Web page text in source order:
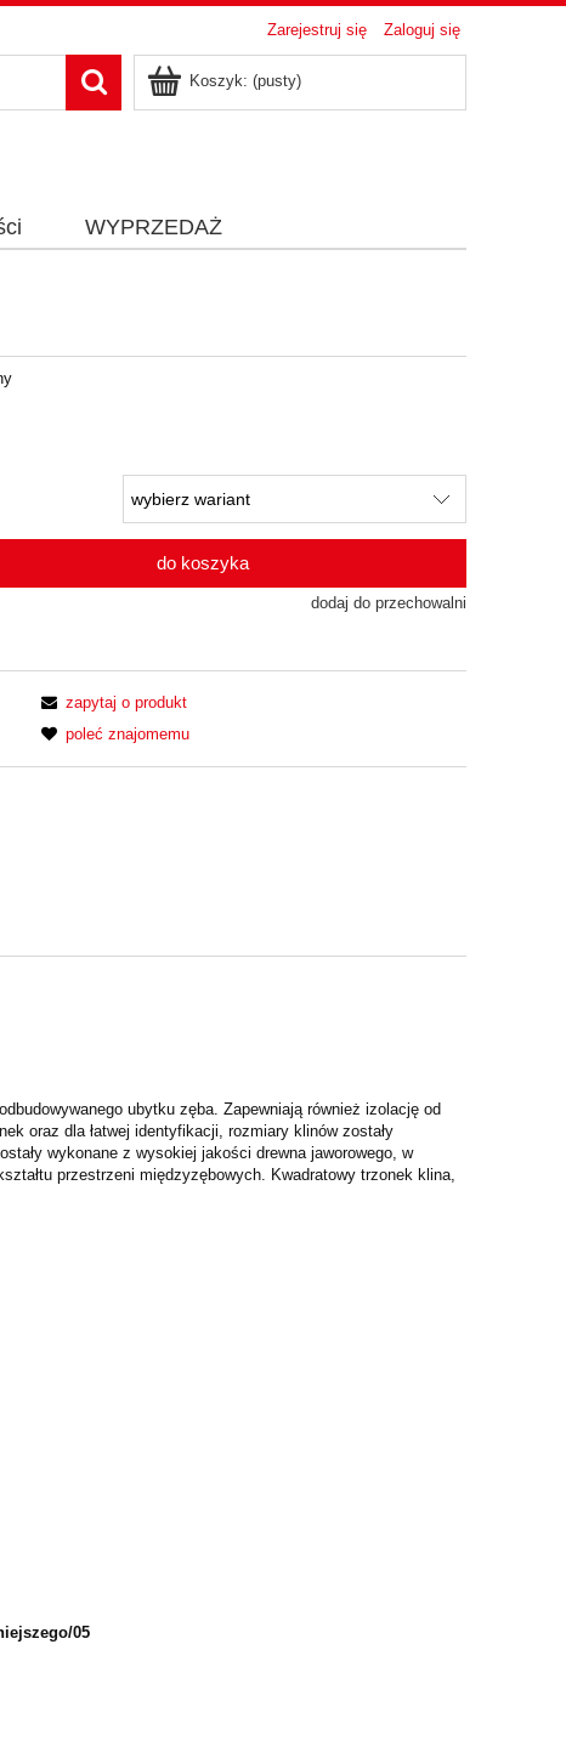
Zarejestruj się Zaloguj się
Koszyk: (pusty)
WYPRZEDAŻ
do koszyka
dodaj do przechowalni
zapytaj o produkt
poleć znajomemu
ubytku zęba. Zapewniają również izolację od
oraz dla łatwej identyfikacji, rozmiary klinów zostały
wykonane z wysokiej jakości drewna jaworowego, w
przestrzeni międzyzębowych. Kwadratowy trzonek klina,
05